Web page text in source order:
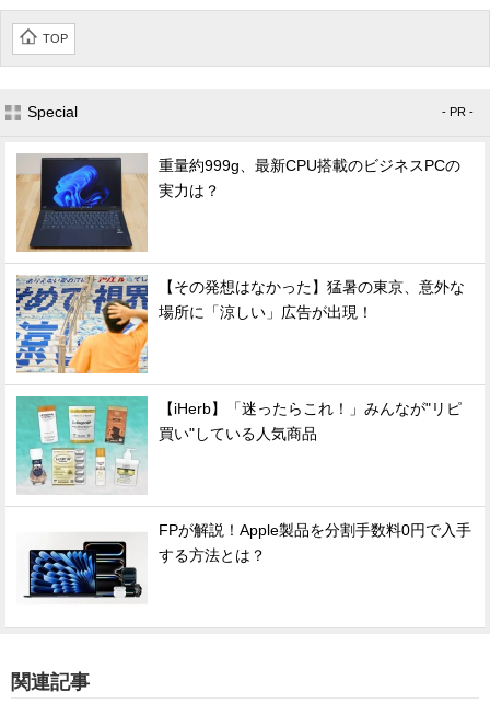
TOP
Special - PR -
重量約999g、最新CPU搭載のビジネスPCの
実力は？
【その発想はなかった】猛暑の東京、意外な
場所に「涼しい」広告が出現！
【iHerb】「迷ったらこれ！」みんなが"リピ
買い"している人気商品
FPが解説！Apple製品を分割手数料0円で入手
する方法とは？
関連記事